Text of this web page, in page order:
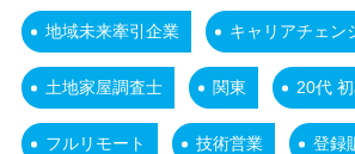
地域未来牽引企業 キャリアチェン
土地家屋調査士 関東 20代
フルリモート 技術営業 登録